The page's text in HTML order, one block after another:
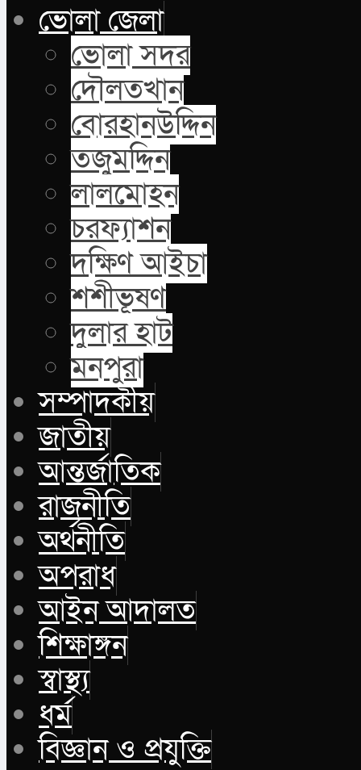
ভোলা জেলা
ভোলা সদর
দৌলতখান
বোরহানউদ্দিন
তজুমদ্দিন
লালমোহন
চরফ্যাশন
দক্ষিণ আইচা
শশীভূষণ
দুলার হাট
মনপুরা
সম্পাদকীয়
জাতীয়
আন্তর্জাতিক
রাজনীতি
অর্থনীতি
অপরাধ
আইন আদালত
শিক্ষাঙ্গন
স্বাস্থ্য
ধর্ম
বিজ্ঞান ও প্রযুক্তি